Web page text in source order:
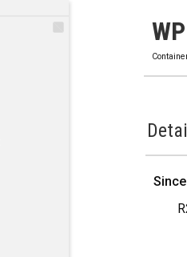
Since